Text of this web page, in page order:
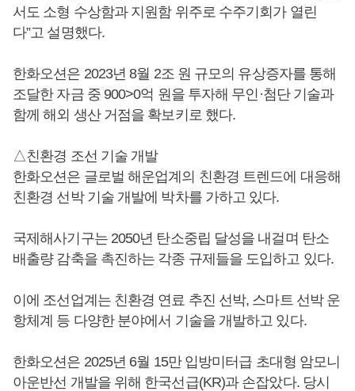
서도 소형 수상함과 지원함 위주로 수주기회가 열린
다”고 설명했다.
한화오션은 2023년 8월 2조 원 규모의 유상증자를 통해
조달한 자금 중 900>0억 원을 투자해 무인·첨단 기술과
함께 해외 생산 거점을 확보키로 했다.
△친환경 조선 기술 개발
한화오션은 글로벌 해운업계의 친환경 트렌드에 대응해
친환경 선박 기술 개발에 박차를 가하고 있다.
국제해사기구는 2050년 탄소중립 달성을 내걸며 탄소
배출량 감축을 촉진하는 각종 규제들을 도입하고 있다.
이에 조선업계는 친환경 연료 추진 선박, 스마트 선박 운
항체계 등 다양한 분야에서 기술을 개발하고 있다.
한화오션은 2025년 6월 15만 입방미터급 초대형 암모니
아운반선 개발을 위해 한국선급(KR)과 손잡았다. 당시